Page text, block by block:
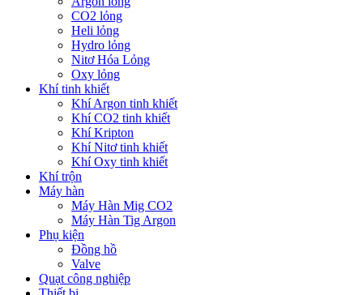
CO2 lỏng
Heli lỏng
Hydro lỏng
Nitơ Hóa Lỏng
Oxy lỏng
Khí tinh khiết
Khí Argon tinh khiết
Khí CO2 tinh khiết
Khí Kripton
Khí Nitơ tinh khiết
Khí Oxy tinh khiết
Khí trộn
Máy hàn
Máy Hàn Mig CO2
Máy Hàn Tig Argon
Phụ kiện
Đồng hồ
Valve
Quạt công nghiệp